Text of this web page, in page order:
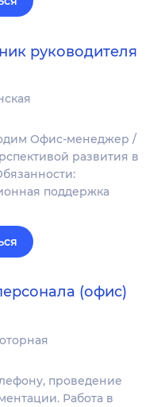
руководителя
Офис-менеджер /
развития в
поддержка
(офис)
проведение
Работа в